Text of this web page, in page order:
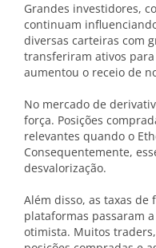
Grandes investidores,
continuam
diversas carteiras com
transferiram ativos
aumentou o receio de
No mercado de
força. Posições
relevantes quando o
Consequentemente,
desvalorização.
Além disso, as taxas
plataformas passaram
otimista. Muitos